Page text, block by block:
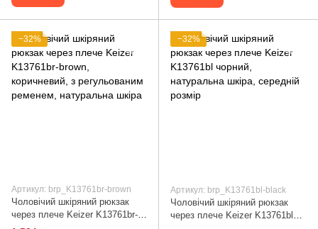
−32%
Артикул: brp_K13761br-brown
Чоловічий шкіряний рюкзак
через плече Keizer K13761br-
−32%
Артикул: brp_K13761bl-black
Чоловічий шкіряний рюкзак
через плече Keizer K13761bl